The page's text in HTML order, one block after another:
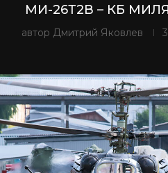
МИ-26Т2В – КБ
автор Дмитрий Яковлев